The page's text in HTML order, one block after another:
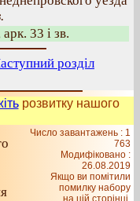
33 і зв.
розділ
розвитку нашого
Число завантажень : 1
763
Модифіковано :
26.08.2019
Якщо ви помітили
помилку набору
на цiй сторiнцi,